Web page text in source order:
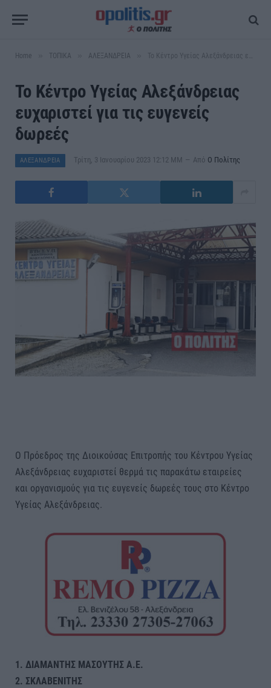
Home ΤΟΠΙΚΑ ΑΛΕΞΑΝΔΡΕΙΑ Το Κέντρο Υγείας Αλεξάνδρειας ευχαριστεί για τις ευγενείς δωρεές
Το Κέντρο Υγείας Αλεξάνδρειας
ευχαριστεί για τις ευγενείς
δωρεές
ΑΛΕΞΑΝΔΡΕΙΑ Τρίτη, 3 Ιανουαρίου 2023 12:12 ΜΜ Από Ο Πολίτης
Ο Πρόεδρος της Διοικούσας Επιτροπής του Κέντρου Υγείας
Αλεξάνδρειας ευχαριστεί θερμά τις παρακάτω εταιρείες
και οργανισμούς για τις ευγενείς δωρεές τους στο Κέντρο
Υγείας Αλεξάνδρειας.
1. ΔΙΑΜΑΝΤΗΣ ΜΑΣΟΥΤΗΣ Α.Ε.
2. ΣΚΛΑΒΕΝΙΤΗΣ